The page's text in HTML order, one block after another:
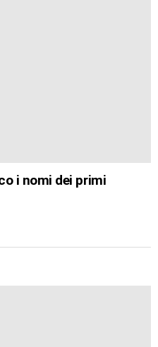
i nomi dei primi